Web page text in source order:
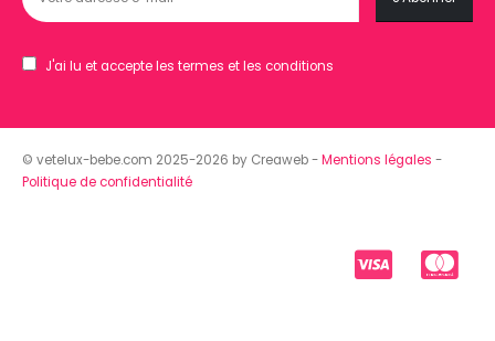
J'ai lu et accepte les termes et les conditions
© vetelux-bebe.com 2025-2026 by Creaweb -Mentions légales -
Politique de confidentialité